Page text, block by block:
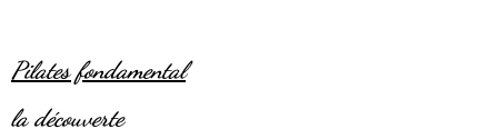
Pilates fondamental
la découverte